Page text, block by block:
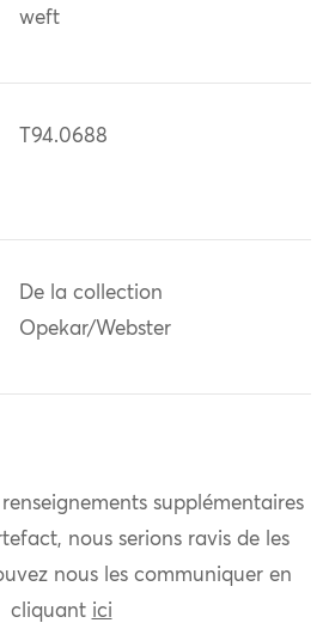
weft
T94.0688
De la collection
Opekar/Webster
supplémentaires
nous serions ravis de les
nous les communiquer en
cliquant ici